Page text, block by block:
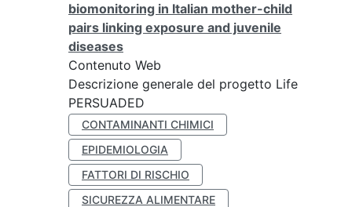
biomonitoring in Italian mother-child
pairs linking exposure and juvenile
diseases
Contenuto Web
Descrizione generale del progetto Life
PERSUADED
CONTAMINANTI CHIMICI
EPIDEMIOLOGIA
FATTORI DI RISCHIO
SICUREZZA ALIMENTARE